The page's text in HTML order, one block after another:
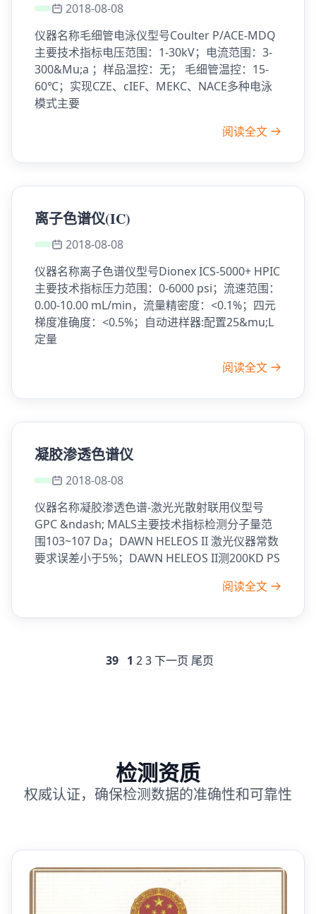
2018-08-08
仪器名称毛细管电泳仪型号Coulter P/ACE-MDQ
主要技术指标电压范围：1-30kV；电流范围：3-
300&Mu;a ；样品温控：无； 毛细管温控：15-
60℃；实现CZE、cIEF、MEKC、NACE多种电泳
模式主要
阅读全文
离子色谱仪(IC)
2018-08-08
仪器名称离子色谱仪型号Dionex ICS-5000+ HPIC
主要技术指标压力范围：0-6000 psi；流速范围：
0.00-10.00 mL/min，流量精密度：<0.1%；四元
梯度准确度：<0.5%；自动进样器:配置25&mu;L
定量
阅读全文
凝胶渗透色谱仪
2018-08-08
仪器名称凝胶渗透色谱-激光光散射联用仪型号
GPC &ndash; MALS主要技术指标检测分子量范
围103~107 Da；DAWN HELEOS II 激光仪器常数
要求误差小于5%；DAWN HELEOS II测200KD PS
阅读全文
39 1 2 3 下一页 尾页
检测资质
权威认证，确保检测数据的准确性和可靠性